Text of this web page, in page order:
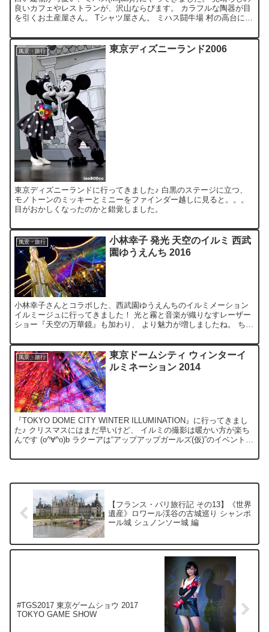
良いカフェやレストランが、沢山ならびます。 カラフルな陶器が目
を引くお土産屋さん。 Tシャツ屋さん。 ミハス闘牛場 村の高台にあ
風景・旅行 東京ディズニーランド2006
東京ディズニーランドに行ってきました♪ 白黒のステージに立つ、
モノトーンのミッキーとミニーをファインダー越しに見ると。。。
目がおかしくなったのかと錯覚しました。
風景・旅行
小林幸子 発光 天空のイルミ 西武
園ゆうえんち 2016
小林幸子さんとコラボした、西武園ゆうえんちのイルミメーション
イルミージュに行ってきました！ 光と霧と音楽が織りなすレーザー
ショー『天空の万華鏡』も加わり、 より魅力が増しましたね。 ちな
風景・旅行
東京ドームシティ ウィンターイ
ルミネーション 2014
『TOKYO DOME CITY WINTER ILLUMINATION』に行ってきまし
た♪ クリスマスにはまだ早いけど、 イルミの撮影は暖かい方が楽ち
んです (o^∀^o)b ラクーアは“アップアップガールズ(仮)”のイベント
【フランス・パリ旅行記 その13】《世界
遺産》ロワール渓谷の古城巡り シャンポ
ール城 シュノンソー城 編
#TGS2017 東京ゲームショウ 2017
TOKYO GAME SHOW